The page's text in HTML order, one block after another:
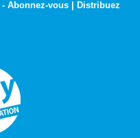
- Abonnez-vous
Distribuez